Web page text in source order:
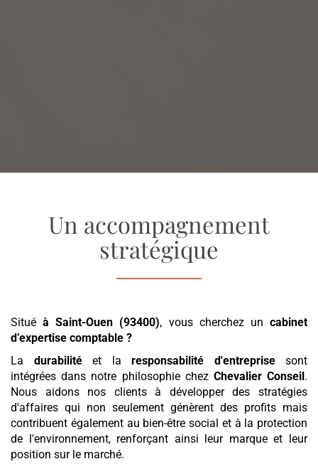
Un accompagnement
stratégique
Situéà Saint-Ouen (93400), vous cherchez uncabinet
d’expertise comptable ?
La durabilitéet la responsabilité d'entreprisesont
intégrées dans notre philosophie chez Chevalier Conseil.
Nous aidons nos clients à développer des stratégies
d'affaires qui non seulement génèrent des profits mais
contribuent également au bien-être social et à la protection
de l'environnement, renforçant ainsi leur marque et leur
position sur le marché.